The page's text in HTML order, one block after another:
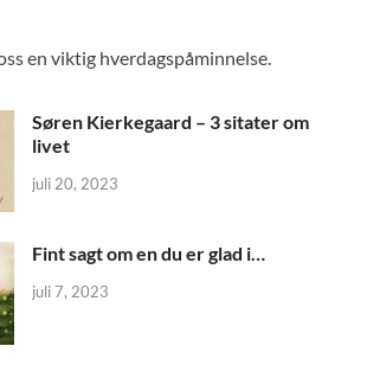
en viktig hverdagspåminnelse.
Søren Kierkegaard – 3 sitater om
livet
juli 20, 2023
Fint sagt om en du er glad i…
juli 7, 2023